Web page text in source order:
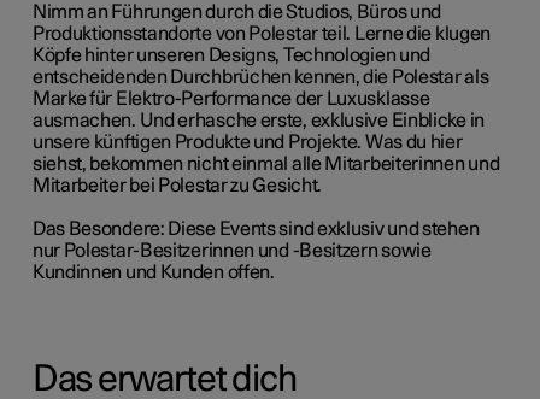
Nimm an Führungen durch die Studios, Büros und
Produktionsstandorte von Polestar teil. Lerne die klugen
Köpfe hinter unseren Designs, Technologien und
entscheidenden Durchbrüchen kennen, die Polestar als
Marke für Elektro-Performance der Luxusklasse
ausmachen. Und erhasche erste, exklusive Einblicke in
unsere künftigen Produkte und Projekte. Was du hier
siehst, bekommen nicht einmal alle Mitarbeiterinnen und
Mitarbeiter bei Polestar zu Gesicht.
Das Besondere: Diese Events sind exklusiv und stehen
nur Polestar-Besitzerinnen und -Besitzern sowie
Kundinnen und Kunden offen.
Das erwartet dich